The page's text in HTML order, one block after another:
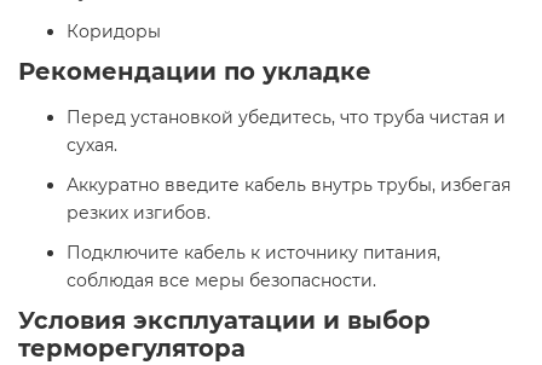
Коридоры​
Рекомендации по укладке
Перед установкой убедитесь, что труба чистая и
сухая.
Аккуратно введите кабель внутрь трубы, избегая
резких изгибов.
Подключите кабель к источнику питания,
соблюдая все меры безопасности.​
Условия эксплуатации и выбор
терморегулятора